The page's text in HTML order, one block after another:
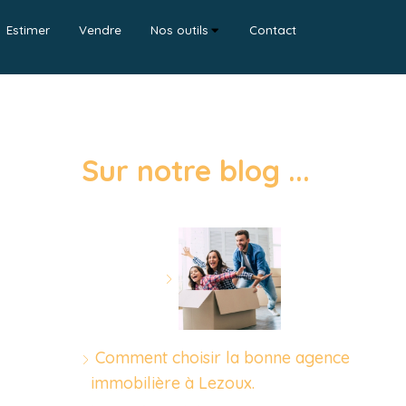
Estimer Vendre Nos outils Contact
Sur notre blog ...
Comment choisir la bonne agence
immobilière à Lezoux.